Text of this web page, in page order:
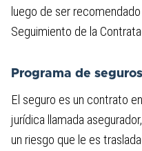
luego de ser
Seguimiento de la
Programa de
El seguro es un contrato
jurídica llamada
un riesgo que le es